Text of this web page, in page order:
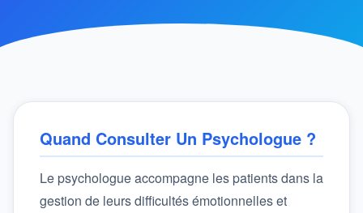
Quand Consulter Un Psychologue ?
Le psychologue accompagne les patients dans la
gestion de leurs difficultés émotionnelles et